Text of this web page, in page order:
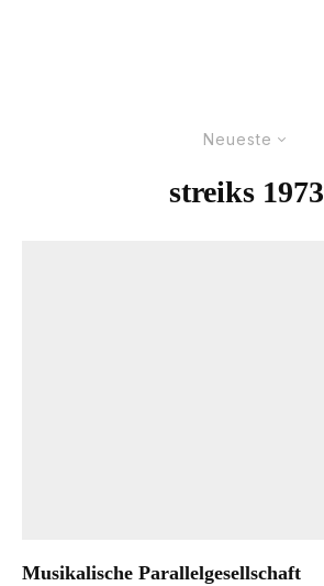
Neueste
streiks 1973
Musikalische Parallelgesellschaft